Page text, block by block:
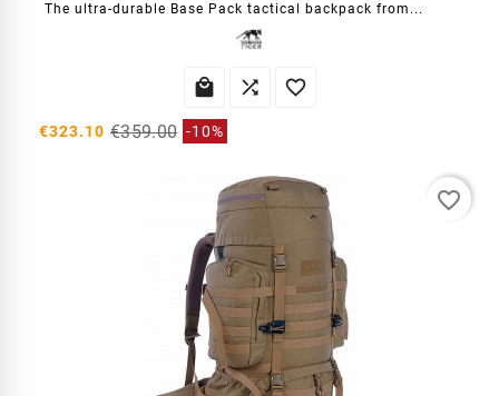
The ultra-durable Base Pack tactical backpack from...
  
€323.10 €359.00 -10%
favorite_border